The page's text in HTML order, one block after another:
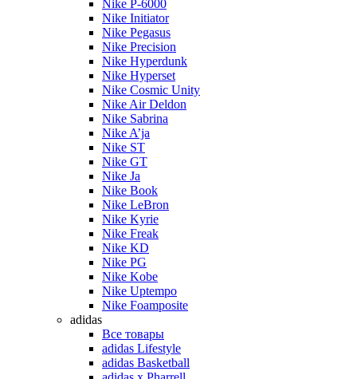
Nike P-6000
Nike Initiator
Nike Pegasus
Nike Precision
Nike Hyperdunk
Nike Hyperset
Nike Cosmic Unity
Nike Air Deldon
Nike Sabrina
Nike A’ja
Nike ST
Nike GT
Nike Ja
Nike Book
Nike LeBron
Nike Kyrie
Nike Freak
Nike KD
Nike PG
Nike Kobe
Nike Uptempo
Nike Foamposite
adidas
Все товары
adidas Lifestyle
adidas Basketball